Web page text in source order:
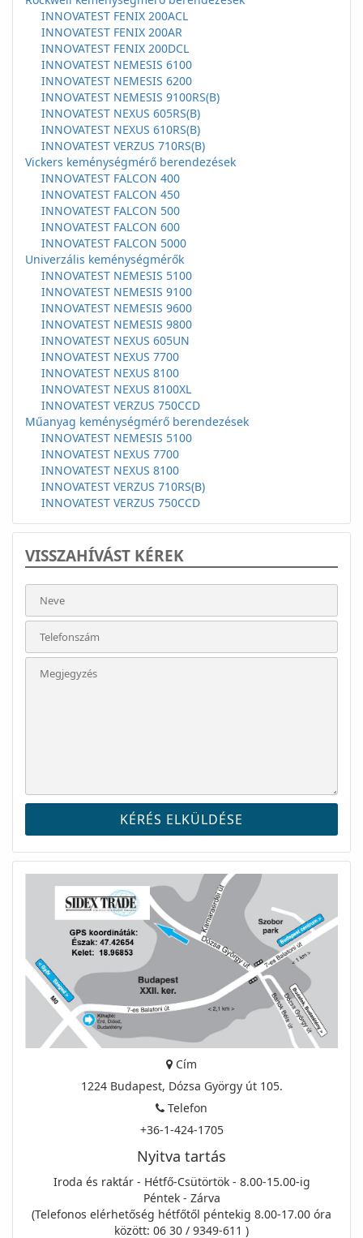
INNOVATEST FENIX 200ACL
INNOVATEST FENIX 200AR
INNOVATEST FENIX 200DCL
INNOVATEST NEMESIS 6100
INNOVATEST NEMESIS 6200
INNOVATEST NEMESIS 9100RS(B)
INNOVATEST NEXUS 605RS(B)
INNOVATEST NEXUS 610RS(B)
INNOVATEST VERZUS 710RS(B)
Vickers keménységmérő berendezések
INNOVATEST FALCON 400
INNOVATEST FALCON 450
INNOVATEST FALCON 500
INNOVATEST FALCON 600
INNOVATEST FALCON 5000
Univerzális keménységmérők
INNOVATEST NEMESIS 5100
INNOVATEST NEMESIS 9100
INNOVATEST NEMESIS 9600
INNOVATEST NEMESIS 9800
INNOVATEST NEXUS 605UN
INNOVATEST NEXUS 7700
INNOVATEST NEXUS 8100
INNOVATEST NEXUS 8100XL
INNOVATEST VERZUS 750CCD
Műanyag keménységmérő berendezések
INNOVATEST NEMESIS 5100
INNOVATEST NEXUS 7700
INNOVATEST NEXUS 8100
INNOVATEST VERZUS 710RS(B)
INNOVATEST VERZUS 750CCD
VISSZAHÍVÁST KÉREK
Cím
1224 Budapest, Dózsa György út 105.
Telefon
+36-1-424-1705
Nyitva tartás
Iroda és raktár - Hétfő-Csütörtök - 8.00-15.00-ig
Péntek - Zárva
(Telefonos elérhetőség hétfőtől péntekig 8.00-17.00 óra
között: 06 30 / 9349-611 )